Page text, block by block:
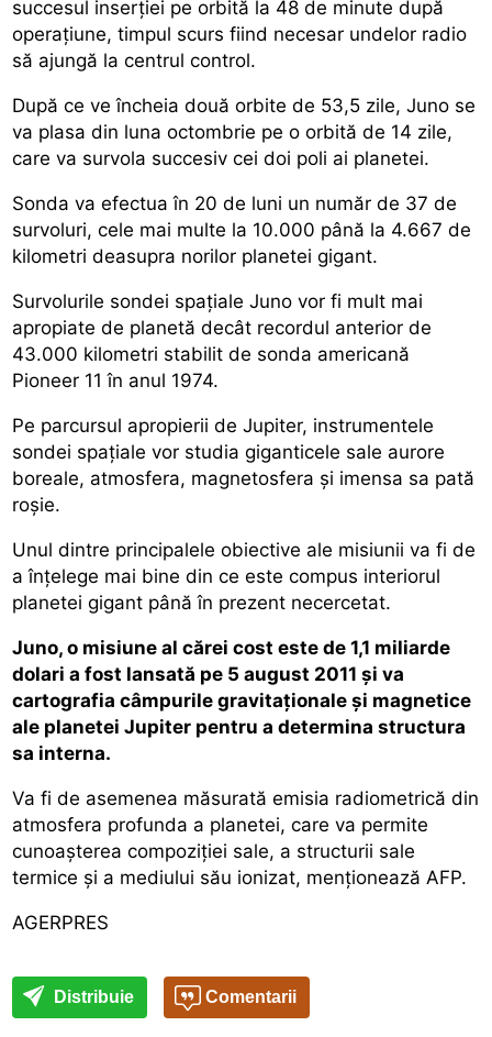
succesul inserției pe orbită la 48 de minute după
operațiune, timpul scurs fiind necesar undelor radio
să ajungă la centrul control.
După ce ve încheia două orbite de 53,5 zile, Juno se
va plasa din luna octombrie pe o orbită de 14 zile,
care va survola succesiv cei doi poli ai planetei.
Sonda va efectua în 20 de luni un număr de 37 de
survoluri, cele mai multe la 10.000 până la 4.667 de
kilometri deasupra norilor planetei gigant.
Survolurile sondei spațiale Juno vor fi mult mai
apropiate de planetă decât recordul anterior de
43.000 kilometri stabilit de sonda americană
Pioneer 11 în anul 1974.
Pe parcursul apropierii de Jupiter, instrumentele
sondei spațiale vor studia giganticele sale aurore
boreale, atmosfera, magnetosfera și imensa sa pată
roșie.
Unul dintre principalele obiective ale misiunii va fi de
a înțelege mai bine din ce este compus interiorul
planetei gigant până în prezent necercetat.
Juno, o misiune al cărei cost este de 1,1 miliarde
dolari a fost lansată pe 5 august 2011 și va
cartografia câmpurile gravitaționale și magnetice
ale planetei Jupiter pentru a determina structura
sa interna.
Va fi de asemenea măsurată emisia radiometrică din
atmosfera profunda a planetei, care va permite
cunoașterea compoziției sale, a structurii sale
termice și a mediului său ionizat, menționează AFP.
AGERPRES
Distribuie Comentarii